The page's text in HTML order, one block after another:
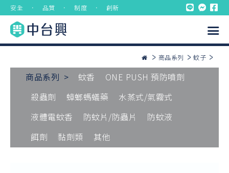
安全 ． 品質 ． 制度 ． 創新
商品系列 蚊子
商品系列 > 蚊香
ONE PUSH 預防噴劑
殺蟲劑
蟑螂螞蟻藥
水蒸式/氣霧式
液體電蚊香
防蚊片/防蟲片
防蚊液
餌劑
黏劑類 其他